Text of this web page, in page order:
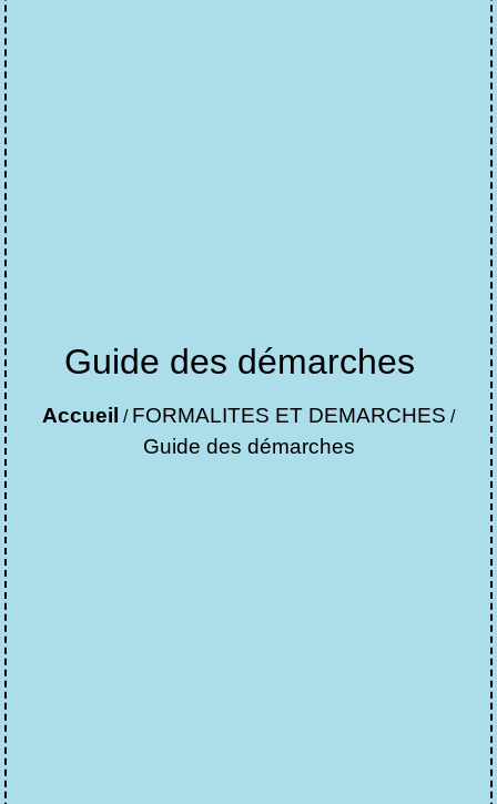
Guide des démarches
Accueil / FORMALITES ET DEMARCHES /
Guide des démarches